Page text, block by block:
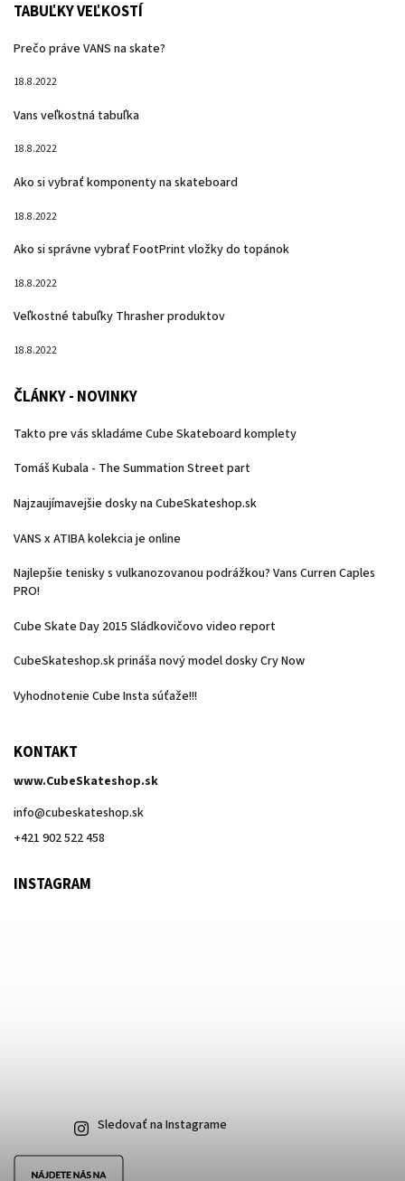
TABUĽKY VEĽKOSTÍ
Prečo práve VANS na skate?
18.8.2022
Vans veľkostná tabuľka
18.8.2022
Ako si vybrať komponenty na skateboard
18.8.2022
Ako si správne vybrať FootPrint vložky do topánok
18.8.2022
Veľkostné tabuľky Thrasher produktov
18.8.2022
ČLÁNKY - NOVINKY
Takto pre vás skladáme Cube Skateboard komplety
Tomáš Kubala - The Summation Street part
Najzaujímavejšie dosky na CubeSkateshop.sk
VANS x ATIBA kolekcia je online
Najlepšie tenisky s vulkanozovanou podrážkou? Vans Curren Caples
PRO!
Cube Skate Day 2015 Sládkovičovo video report
CubeSkateshop.sk prináša nový model dosky Cry Now
Vyhodnotenie Cube Insta súťaže!!!
KONTAKT
www.CubeSkateshop.sk
info@cubeskateshop.sk
+421 902 522 458
INSTAGRAM
Sledovať na Instagrame